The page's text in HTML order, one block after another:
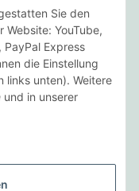
wir an:
Sie den
Website: YouTube,
PayPal Express
die Einstellung
links unten). Weitere
und in unserer